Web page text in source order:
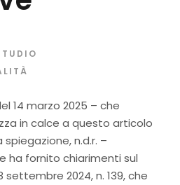
14 marzo 2025 – che
in calce a questo articolo
n.d.r. –
ha fornito chiarimenti sul
settembre 2024, n. 139, che